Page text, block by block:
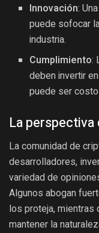
Innovación:
puede sofocar
industria.
Cumplimiento:
deben invertir
puede ser
La
La comunidad de
desarrolladores,
variedad de
Algunos abogan
los proteja, mientras
mantener la